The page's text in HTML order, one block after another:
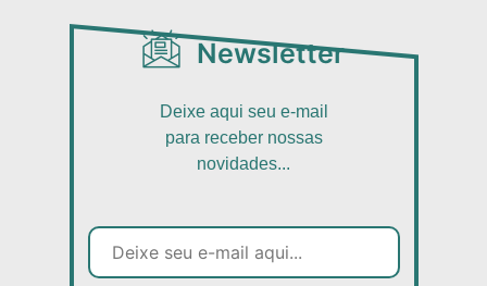
Newsletter
Deixe aqui seu e-mail
para receber nossas
novidades...